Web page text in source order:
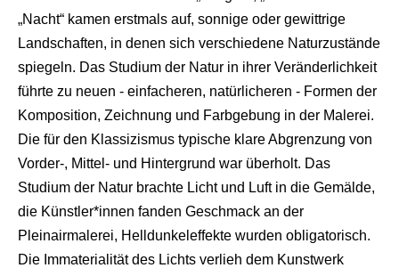
„Nacht“ kamen erstmals auf, sonnige oder gewittrige
Landschaften, in denen sich verschiedene Naturzustände
spiegeln. Das Studium der Natur in ihrer Veränderlichkeit
führte zu neuen - einfacheren, natürlicheren - Formen der
Komposition, Zeichnung und Farbgebung in der Malerei.
Die für den Klassizismus typische klare Abgrenzung von
Vorder-, Mittel- und Hintergrund war überholt. Das
Studium der Natur brachte Licht und Luft in die Gemälde,
die Künstler*innen fanden Geschmack an der
Pleinairmalerei, Helldunkeleffekte wurden obligatorisch.
Die Immaterialität des Lichts verlieh dem Kunstwerk